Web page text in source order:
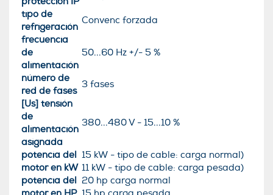
tipo de
refrigeración
Convenc forzada
frecuencia
de
alimentación
50...60 Hz +/- 5 %
número de
red de fases
3 fases
[Us] tensión
de
alimentación
asignada
380...480 V - 15...10 %
potencia del
motor en kW
15 kW - tipo de cable: carga normal)
11 kW - tipo de cable: carga pesada)
potencia del 20 hp carga normal